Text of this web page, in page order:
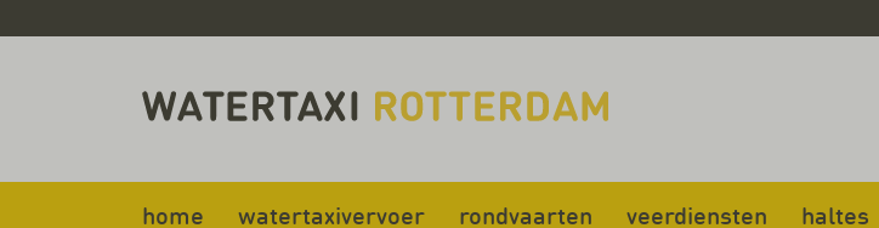
home watertaxivervoer rondvaarten veerdiensten haltes